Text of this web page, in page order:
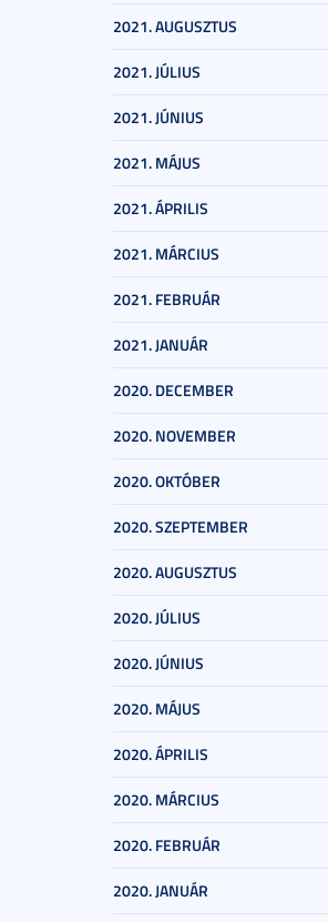
2021. AUGUSZTUS
2021. JÚLIUS
2021. JÚNIUS
2021. MÁJUS
2021. ÁPRILIS
2021. MÁRCIUS
2021. FEBRUÁR
2021. JANUÁR
2020. DECEMBER
2020. NOVEMBER
2020. OKTÓBER
2020. SZEPTEMBER
2020. AUGUSZTUS
2020. JÚLIUS
2020. JÚNIUS
2020. MÁJUS
2020. ÁPRILIS
2020. MÁRCIUS
2020. FEBRUÁR
2020. JANUÁR